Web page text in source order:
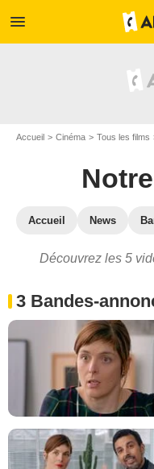
menu
Accueil Cinéma Tous les films
Accueil News
Découvrez les 5
3 Bandes-